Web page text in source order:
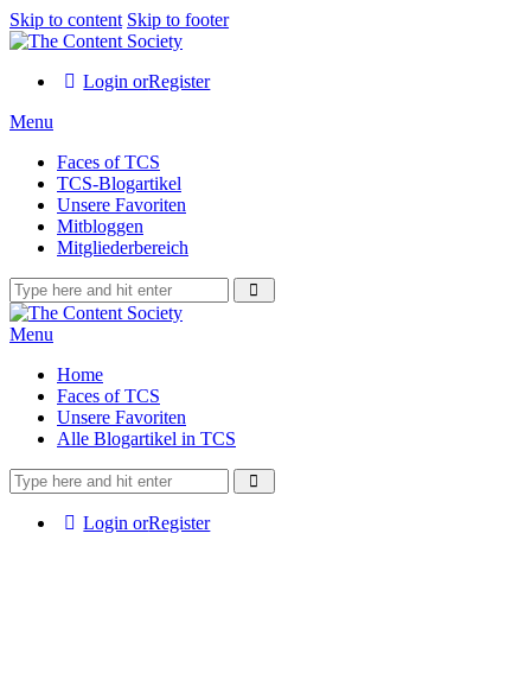
Skip to content Skip to footer
Login orRegister
Menu
Faces of TCS
TCS-Blogartikel
Unsere Favoriten
Mitbloggen
Mitgliederbereich
Menu
Home
Faces of TCS
Unsere Favoriten
Alle Blogartikel in TCS
Login orRegister